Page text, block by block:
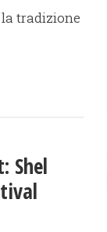
la tradizione
Shel